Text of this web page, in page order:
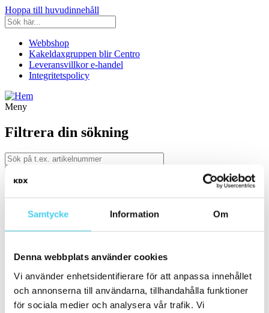
Samtycke Information Om
Denna webbplats använder cookies
Vi använder enhetsidentifierare för att anpassa innehållet
och annonserna till användarna, tillhandahålla funktioner
för sociala medier och analysera vår trafik. Vi
Hoppa till huvudinnehåll
Webbshop
Kakeldaxgruppen blir Centro
Leveransvillkor e-handel
Integritetspolicy
Meny
Filtrera din sökning
Kategori
Kakel & Klinker
Filtrera på en Serie